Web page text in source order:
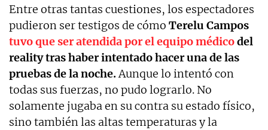
Entre otras tantas cuestiones, los espectadores
pudieron ser testigos de cómo Terelu Campos
tuvo que ser atendida por el equipo médicodel
reality tras haber intentado hacer una de las
pruebas de la noche.Aunque lo intentó con
todas sus fuerzas, no pudo lograrlo. No
solamente jugaba en su contra su estado físico,
sino también las altas temperaturas y la